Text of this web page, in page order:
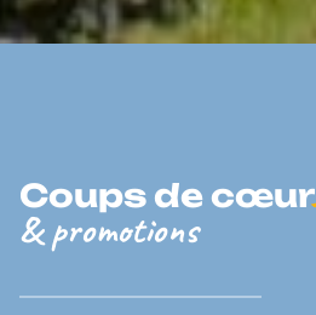
Coups de cœur
& promotions